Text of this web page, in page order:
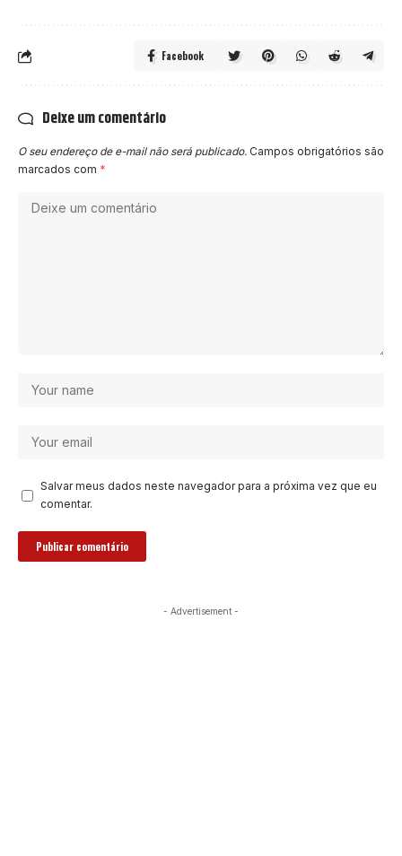
Facebook
Deixe um comentário
O seu endereço de e-mail não será publicado. Campos obrigatórios são
marcados com *
Salvar meus dados neste navegador para a próxima vez que eu
comentar.
- Advertisement -